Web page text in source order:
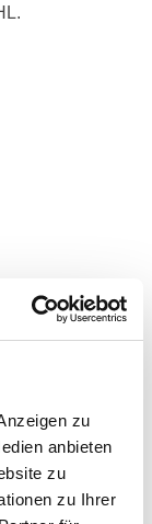
zu
anbieten
zu
zu Ihrer
mit